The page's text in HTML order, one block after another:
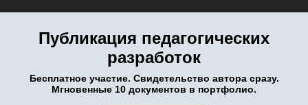
Публикация педагогических
разработок
Бесплатное участие. Свидетельство автора сразу.
Мгновенные 10 документов в портфолио.